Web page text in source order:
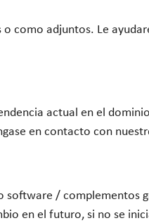
como adjuntos. Le
actual en el
en contacto con
software / complementos
en el futuro, si no se